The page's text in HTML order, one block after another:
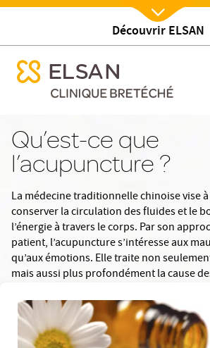
contenu
principal
Découvrir ELSAN
Acupuncture
menu mobile
Nx:Afficher menu
menu mobile
Qu’est-ce que
l’acupuncture ?
La médecine traditionnelle chinoise vise
conserver la circulation des fluides et le
l’énergie à travers le corps. Par son
patient, l’acupuncture s’intéresse aux
qu’aux émotions. Elle traite non
mais aussi plus profondément la cause